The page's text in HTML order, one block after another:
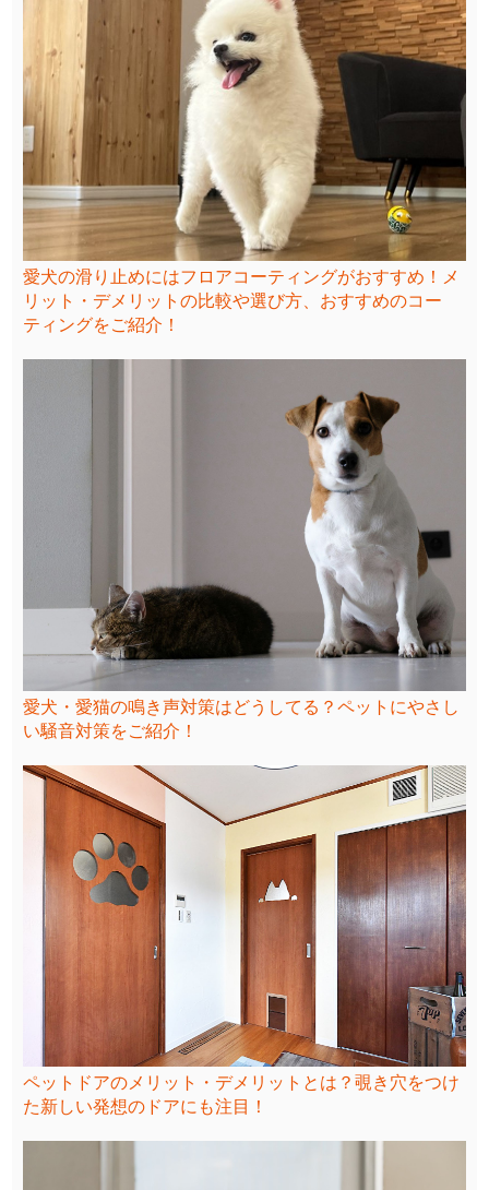
愛犬の滑り止めにはフロアコーティングがおすすめ！メ
リット・デメリットの比較や選び方、おすすめのコー
ティングをご紹介！
愛犬・愛猫の鳴き声対策はどうしてる？ペットにやさし
い騒音対策をご紹介！
ペットドアのメリット・デメリットとは？覗き穴をつけ
た新しい発想のドアにも注目！